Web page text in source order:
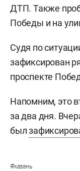
ДТП. Также
Победы и на
Судя по
зафиксирован
проспекте
Напомним, это
за два дня.
был
#казань